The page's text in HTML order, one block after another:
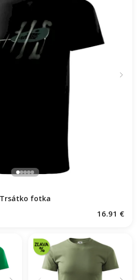
Trsátko fotka
16.91 €